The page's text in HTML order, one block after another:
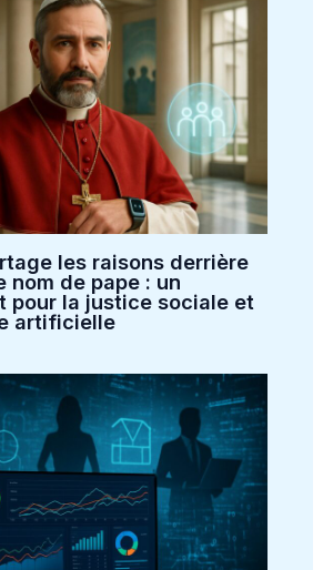
les raisons derrière
nom de pape : un
pour la justice sociale et
artificielle